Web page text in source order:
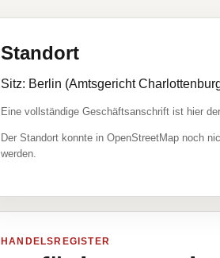
Standort
Sitz: Berlin (Amtsgericht
Eine vollständige Geschäftsanschrift ist hier
Der Standort konnte in OpenStreetMap noch
werden.
HANDELSREGISTER